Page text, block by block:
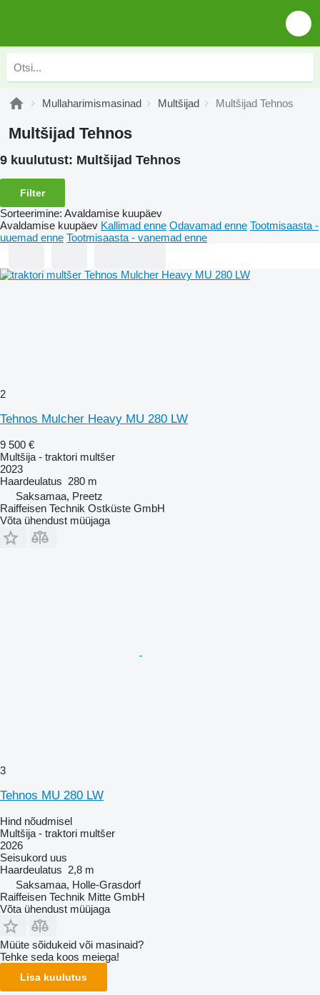
Mullaharimismasinad Multšijad Multšijad Tehnos
Multšijad Tehnos
9 kuulutust: Multšijad Tehnos
Filter
Sorteerimine: Avaldamise kuupäev
Avaldamise kuupäev Kallimad enne Odavamad enne Tootmisaasta -
uuemad enne Tootmisaasta - vanemad enne
2
Tehnos Mulcher Heavy MU 280 LW
9 500 €
Multšija - traktori multšer
2023
Haardeulatus 280 m
Saksamaa, Preetz
Raiffeisen Technik Ostküste GmbH
Võta ühendust müüjaga
3
Tehnos MU 280 LW
Hind nõudmisel
Multšija - traktori multšer
2026
Seisukord uus
Haardeulatus 2,8 m
Saksamaa, Holle-Grasdorf
Raiffeisen Technik Mitte GmbH
Võta ühendust müüjaga
Müüte sõidukeid või masinaid?
Tehke seda koos meiega!
Lisa kuulutus